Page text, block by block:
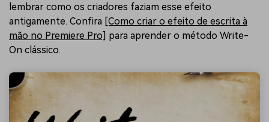
lembrar como os criadores faziam esse efeito
antigamente. Confira [Como criar o efeito de escrita à
mão no Premiere Pro] para aprender o método Write-
On clássico.